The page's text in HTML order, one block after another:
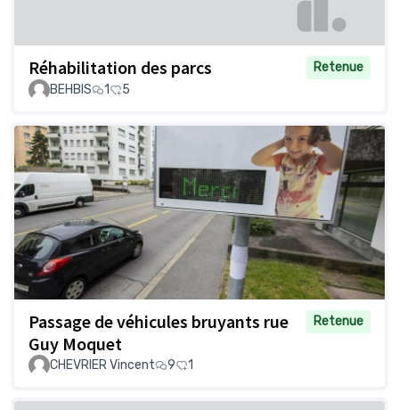
Réhabilitation des parcs
Retenue
BEHBIS
1 5
Passage de véhicules bruyants rue
Guy Moquet
Retenue
CHEVRIER Vincent 9 1